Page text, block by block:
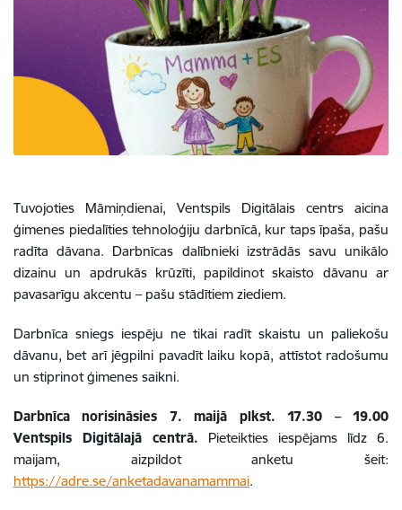
Tuvojoties Māmiņdienai, Ventspils Digitālais centrs aicina
ģimenes piedalīties tehnoloģiju darbnīcā, kur taps īpaša, pašu
radīta dāvana. Darbnīcas dalībnieki izstrādās savu unikālo
dizainu un apdrukās krūzīti, papildinot skaisto dāvanu ar
pavasarīgu akcentu – pašu stādītiem ziediem.
Darbnīca sniegs iespēju ne tikai radīt skaistu un paliekošu
dāvanu, bet arī jēgpilni pavadīt laiku kopā, attīstot radošumu
un stiprinot ģimenes saikni.
Darbnīca norisināsies 7. maijā plkst. 17.30 – 19.00
Ventspils Digitālajā centrā. Pieteikties iespējams līdz 6.
maijam, aizpildot anketu šeit:
https://adre.se/anketadavanamammai.